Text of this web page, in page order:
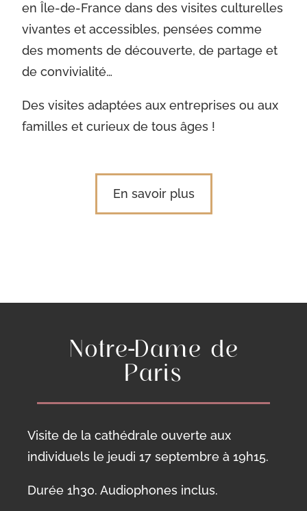
en Île-de-France dans des visites culturelles
vivantes et accessibles, pensées comme
des moments de découverte, de partage et
de convivialité…
Des visites adaptées aux entreprises ou aux
familles et curieux de tous âges !
En savoir plus
Notre-Dame de
Paris
Visite de la cathédrale ouverte aux
individuels le jeudi 17 septembre à 19h15.
Durée 1h30. Audiophones inclus.